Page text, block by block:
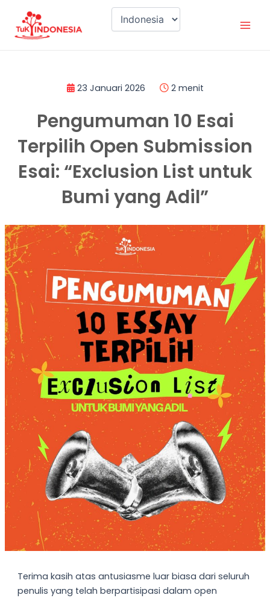
konten
23 Januari 2026 2 menit
Pengumuman 10 Esai
Terpilih Open Submission
Esai: “Exclusion List untuk
Bumi yang Adil”
Terima kasih atas antusiasme luar biasa dari seluruh
penulis yang telah berpartisipasi dalam open